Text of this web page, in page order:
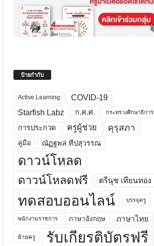
ป้ายกำกับ
Active Learning
COVID-19
Starfish Labz
ก.ค.ศ. กระทรวงศึกษาธิการ
การประกวด ครูผู้ช่วย คุรุสภา
คู่มือ ณัฏฐพล ทีปสุวรรณ
ดาวน์โหลด
ดาวน์โหลดฟรี ตรีนุช เทียนทอง
ทดสอบออนไลน์ บรรจุครู
พนักงานราชการ ภาษาอังกฤษ ภาษาไทย
ย้ายครู รับเกียรติบัตรฟรี